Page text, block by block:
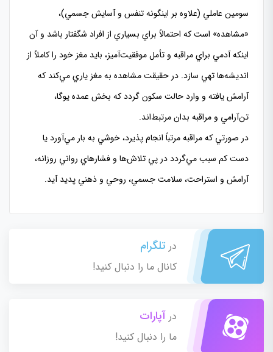
سومين عاملي (علاوه بر اينگونه تنفس و آسايش جسمي)،
«مشاهده» است كه احتمالاً براي بسياري از افراد شگفتار باشد و آن
اينكه آدمي براي مراقبه و تأمل موفقيت‌آميز، بايد مغز خود را كاملاً از
انديشه‌ها تهي سازد. در حقيقت مشاهده به مغز ياري مي‌كند كه
آرامش يافته و وارد حالت سكون گردد كه بخش عمده يوگا،
تن‌آرامي و مراقبه بدان مرتبط‌اند.
در صورتي كه مراقبه مرتباً انجام پذيرد، خوشي به بار مي‌آورد يا
دست كم سبب مي‌گردد در پي تلاش‌ها و فشارهاي رواني روزانه،
آرامش و استراحت، سلامت جسمي، روحي و ذهني پديد آيد.
در تلگرام
کانال ما را دنبال کنید!
در آپارات
ما را دنبال کنید!